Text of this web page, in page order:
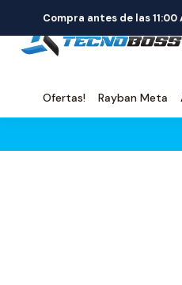
Ofertas! Rayban Meta
Compra antes de las